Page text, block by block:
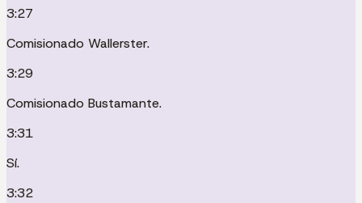
3:27
Comisionado Wallerster.
3:29
Comisionado Bustamante.
3:31
Sí.
3:32